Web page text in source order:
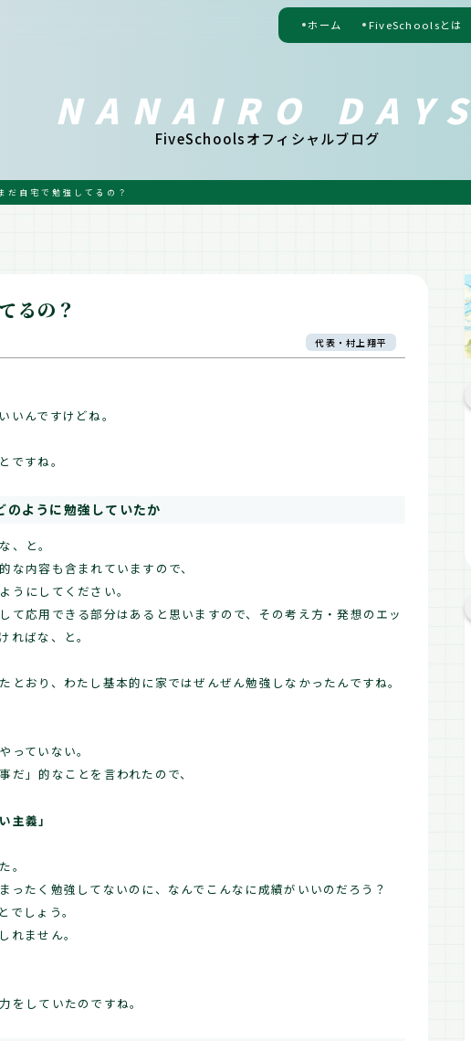
ホーム FiveSchoolsとは
NANAIRO DAYS
FiveSchoolsオフィシャルブログ
だ自宅で勉強してるの？
るの？
代表・村上翔平
いんですけどね。
ですね。
のように勉強していたか
、と。
な内容も含まれていますので、
うにしてください。
て応用できる部分はあると思いますので、その考え方・発想のエッ
ればな、と。
とおり、わたし基本的に家ではぜんぜん勉強しなかったんですね。
っていない。
だ」的なことを言われたので、
主義」
。
ったく勉強してないのに、なんでこんなに成績がいいのだろう？
でしょう。
れません。
をしていたのですね。